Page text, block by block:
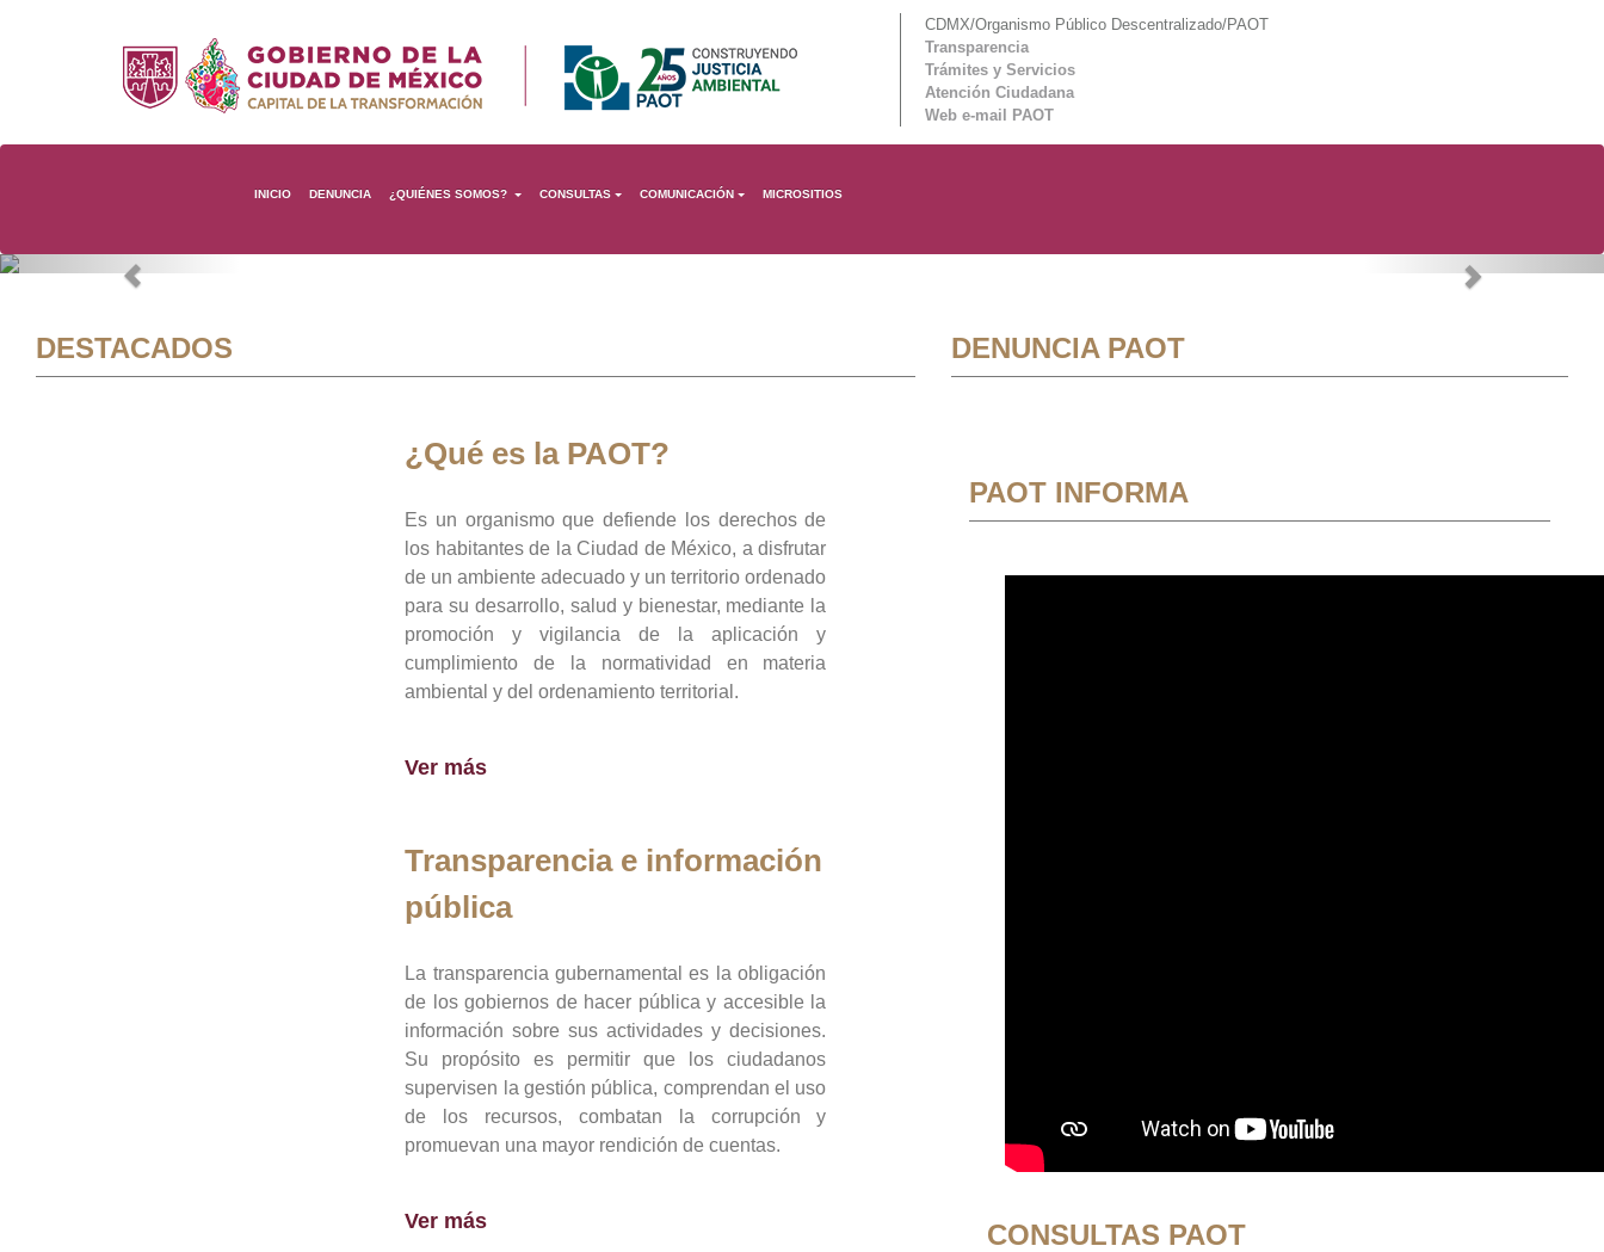
CDMX/Organismo Público Descentralizado/PAOT
Transparencia
Trámites y Servicios
Atención Ciudadana
Web e-mail PAOT
INICIO DENUNCIA ¿QUIÉNES SOMOS? CONSULTAS COMUNICACIÓN MICROSITIOS
Previous Next
DESTACADOS
¿Qué es la PAOT?
Es un organismo que defiende los derechos de
los habitantes de la Ciudad de México, a disfrutar
de un ambiente adecuado y un territorio ordenado
para su desarrollo, salud y bienestar, mediante la
promoción y vigilancia de la aplicación y
cumplimiento de la normatividad en materia
ambiental y del ordenamiento territorial.
Ver más
Transparencia e información
pública
La transparencia gubernamental es la obligación
de los gobiernos de hacer pública y accesible la
información sobre sus actividades y decisiones.
Su propósito es permitir que los ciudadanos
supervisen la gestión pública, comprendan el uso
de los recursos, combatan la corrupción y
promuevan una mayor rendición de cuentas.
Ver más
DENUNCIA PAOT
PAOT INFORMA
CONSULTAS PAOT